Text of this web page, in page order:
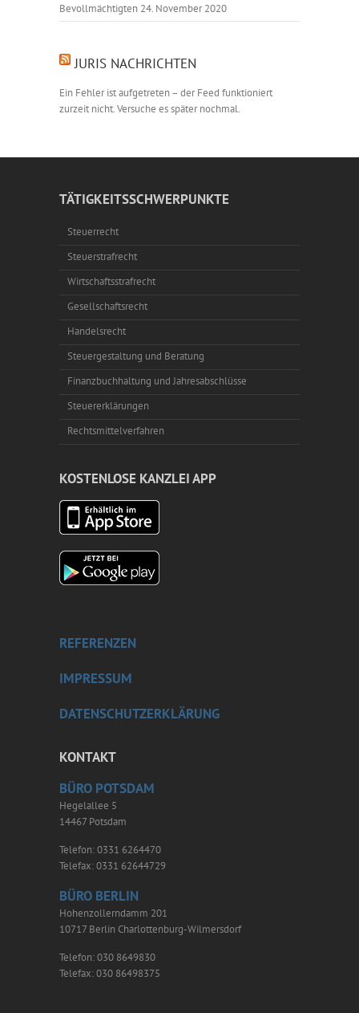
Bevollmächtigten 24. November 2020
JURIS NACHRICHTEN
Ein Fehler ist aufgetreten – der Feed funktioniert
zurzeit nicht. Versuche es später nochmal.
TÄTIGKEITSSCHWERPUNKTE
Steuerrecht
Steuerstrafrecht
Wirtschaftsstrafrecht
Gesellschaftsrecht
Handelsrecht
Steuergestaltung und Beratung
Finanzbuchhaltung und Jahresabschlüsse
Steuererklärungen
Rechtsmittelverfahren
KOSTENLOSE KANZLEI APP
REFERENZEN
IMPRESSUM
DATENSCHUTZERKLÄRUNG
KONTAKT
BÜRO POTSDAM
Hegelallee 5
14467 Potsdam
Telefon: 0331 6264470
Telefax: 0331 62644729
BÜRO BERLIN
Hohenzollerndamm 201
10717 Berlin Charlottenburg-Wilmersdorf
Telefon: 030 8649830
Telefax: 030 86498375